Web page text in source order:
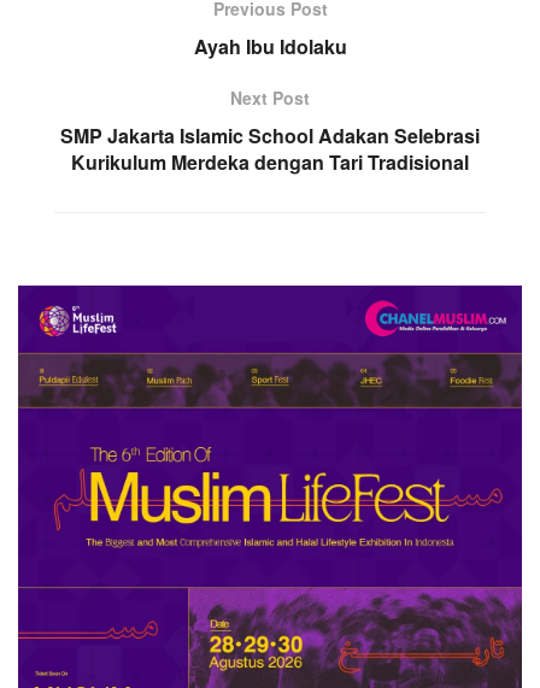
Previous Post
Ayah Ibu Idolaku
Next Post
SMP Jakarta Islamic School Adakan Selebrasi
Kurikulum Merdeka dengan Tari Tradisional